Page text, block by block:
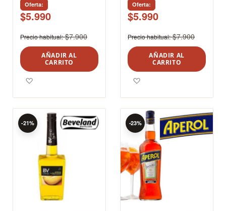
Oferta
$5.990
Precio habitual $7.900
AÑADIR AL
CARRITO
Oferta
$5.990
Precio habitual $7.900
AÑADIR AL
CARRITO
-21% -23%